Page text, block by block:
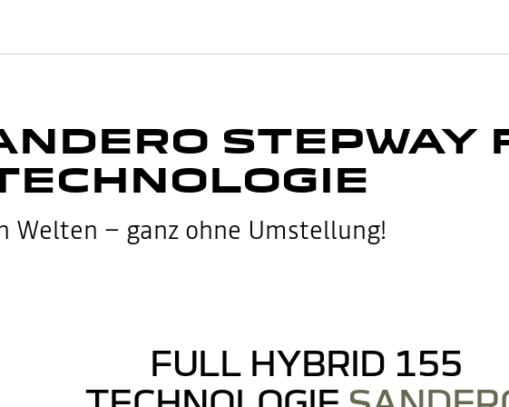
STEPWAY
Welten – ganz ohne Umstellung!
FULL HYBRID 155